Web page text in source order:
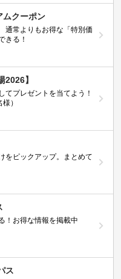
ムクーポン
常よりもお得な「特別価
きる！
2026】
てプレゼントを当てよう！
）
をピックアップ。まとめて
！お得な情報を掲載中
ス